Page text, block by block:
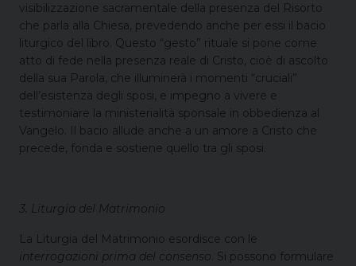
visibilizzazione sacramentale della presenza del Risorto
che parla alla Chiesa, prevedendo anche per essi il bacio
liturgico del libro. Questo “gesto” rituale si pone come
atto di fede nella presenza reale di Cristo, cioè di ascolto
della sua Parola, che illuminerà i momenti “cruciali”
dell’esistenza degli sposi, e impegno a vivere e
testimoniare la ministerialità sponsale in obbedienza al
Vangelo. Il bacio allude anche a un amore a Cristo che
precede, fonda e sostiene quello tra gli sposi.
3. Liturgia del Matrimonio
La Liturgia del Matrimonio esordisce con le
interrogazioni prima del consenso . Si possono formulare